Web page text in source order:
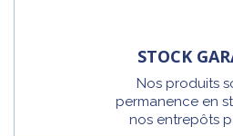
STOCK
Nos produits
permanence en
nos entrepôts